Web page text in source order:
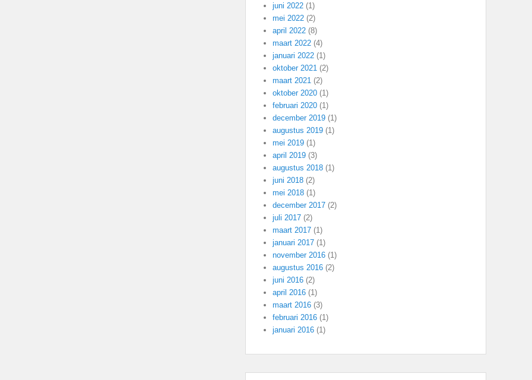
juni 2022 (1)
mei 2022 (2)
april 2022 (8)
maart 2022 (4)
januari 2022 (1)
oktober 2021 (2)
maart 2021 (2)
oktober 2020 (1)
februari 2020 (1)
december 2019 (1)
augustus 2019 (1)
mei 2019 (1)
april 2019 (3)
augustus 2018 (1)
juni 2018 (2)
mei 2018 (1)
december 2017 (2)
juli 2017 (2)
maart 2017 (1)
januari 2017 (1)
november 2016 (1)
augustus 2016 (2)
juni 2016 (2)
april 2016 (1)
maart 2016 (3)
februari 2016 (1)
januari 2016 (1)